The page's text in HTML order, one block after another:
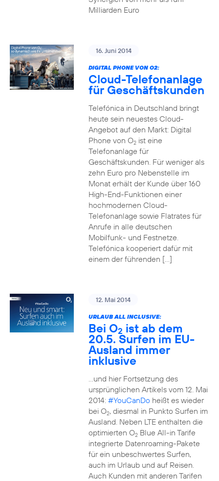
Milliarden Euro
16. Juni 2014
DIGITAL PHONE VON O2:
Cloud-Telefonanlage
für Geschäftskunden
Telefónica in Deutschland bringt
heute sein neuestes Cloud-
Angebot auf den Markt: Digital
Phone von O2ist eine
Telefonanlage für
Geschäftskunden. Für weniger als
zehn Euro pro Nebenstelle im
Monat erhält der Kunde über 160
High-End-Funktionen einer
hochmodernen Cloud-
Telefonanlage sowie Flatrates für
Anrufe in alle deutschen
Mobilfunk- und Festnetze.
Telefónica kooperiert dafür mit
einem der führenden […]
12. Mai 2014
URLAUB ALL INCLUSIVE:
Bei O2 ist ab dem
20.5. Surfen im EU-
Ausland immer
inklusive
…und hier Fortsetzung des
ursprünglichen Artikels vom 12. Mai
2014: #YouCanDoheißt es wieder
bei O2, diesmal in Punkto Surfen im
Ausland. Neben LTE enthalten die
optimierten O2Blue All-in Tarife
integrierte Datenroaming-Pakete
für ein unbeschwertes Surfen,
auch im Urlaub und auf Reisen.
Auch Kunden mit anderen Tarifen